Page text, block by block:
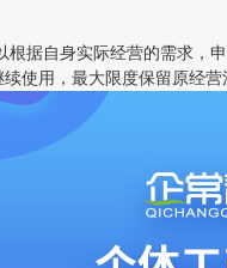
自身实际经营的需求，
使用，最大限度保留原经营